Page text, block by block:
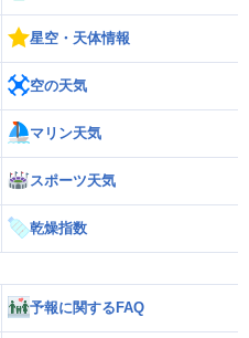
星空・天体情報
空の天気
マリン天気
スポーツ天気
乾燥指数
予報に関するFAQ